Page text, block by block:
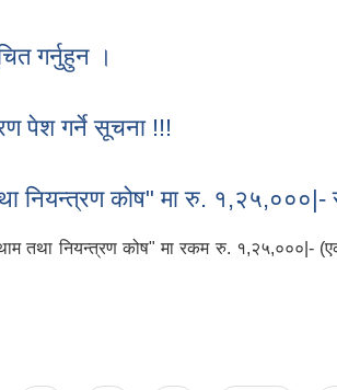
गर्नुहुन ।
पेश गर्ने सूचना !!!
नियन्त्रण कोष" मा रु. १,२५,०००|-
तथा नियन्त्रण कोष" मा रकम रु. १,२५,०००|-